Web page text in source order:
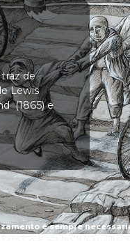
é sempre
de
Lewis
(1865) e